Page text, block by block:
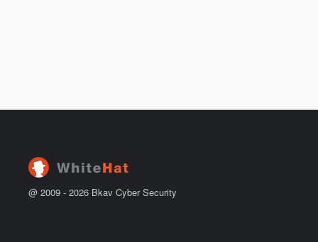
@ 2009 - 2026 Bkav Cyber Security